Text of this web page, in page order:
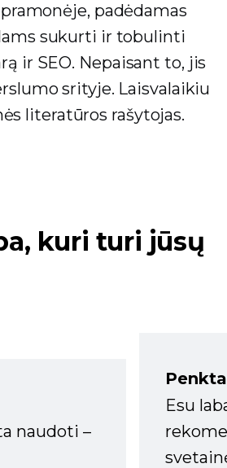
padėdamas
sukurti ir tobulinti
ir SEO. Nepaisant to, jis
srityje. Laisvalaikiu
literatūros rašytojas.
kuri turi jūsų
naudoti –
Esu